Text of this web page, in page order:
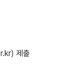
제출